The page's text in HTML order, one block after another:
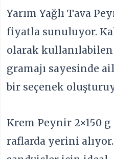
Yarım Yağlı Tava
fiyatla sunuluyor.
olarak
gramajı sayesinde
bir seçenek
Krem Peynir 2×150
raflarda yerini